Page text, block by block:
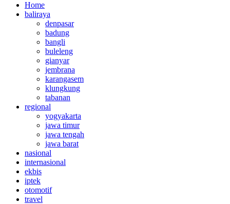
Home
baliraya
denpasar
badung
bangli
buleleng
gianyar
jembrana
karangasem
klungkung
tabanan
regional
yogyakarta
jawa timur
jawa tengah
jawa barat
nasional
internasional
ekbis
iptek
otomotif
travel